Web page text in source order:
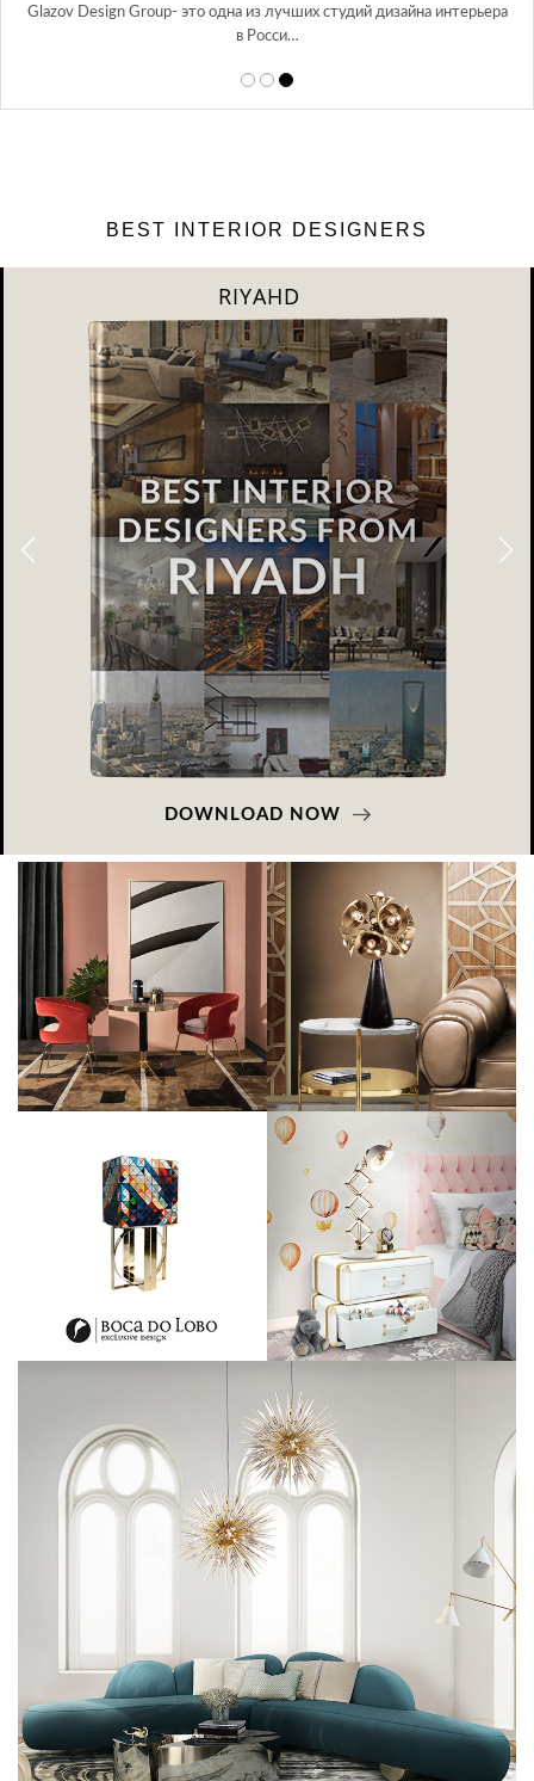
Glazov Design Group- это одна из лучших студий дизайна интерьера
в Росси…
BEST INTERIOR DESIGNERS
RIYAHD
DOWNLOAD NOW